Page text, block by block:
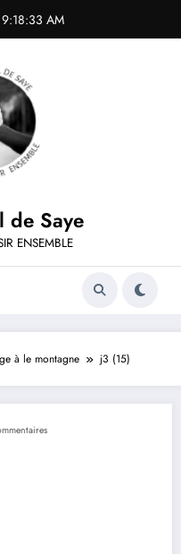
9:18:33 AM
de Saye
ENSEMBLE
à le montagne j3 (15)